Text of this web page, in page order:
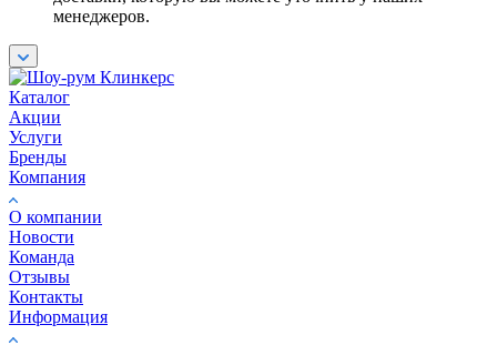
менеджеров.
Каталог
Акции
Услуги
Бренды
Компания
О компании
Новости
Команда
Отзывы
Контакты
Информация